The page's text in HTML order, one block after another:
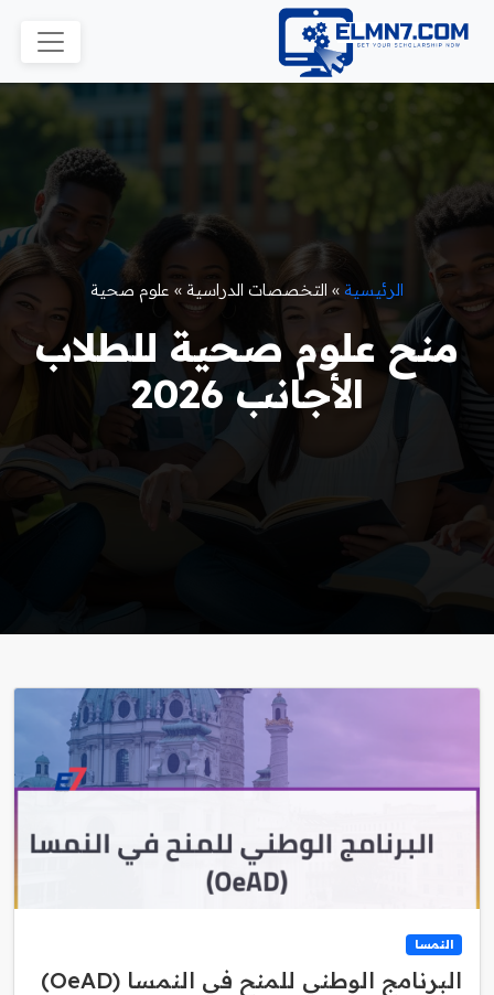
الرئيسية » التخصصات الدراسية » علوم صحية
منح علوم صحية للطلاب
الأجانب 2026
النمسا
البرنامج الوطني للمنح في النمسا (OeAD)